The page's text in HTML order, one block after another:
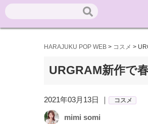
HARAJUKU POP WEB > コスメ >
URGRAM新作で
2021年03月13日 ｜ コスメ
mimi somi